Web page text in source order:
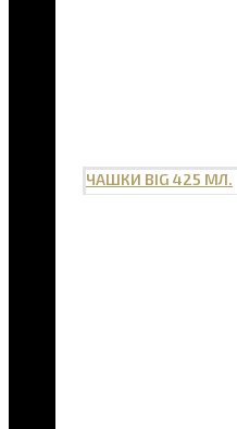
ЧАШКИ BIG 425 МЛ.